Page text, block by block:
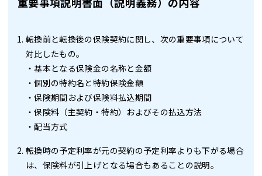
転換前と転換後の保険契約に関し、次の重要事項について
対比したもの。
・基本となる保険金の名称と金額
・個別の特約名と特約保険金額
・保険期間および保険料払込期間
・保険料（主契約・特約）およびその払込方法
・配当方式
転換時の予定利率が元の契約の予定利率よりも下がる場合
は、保険料が引上げとなる場合もあることの説明。